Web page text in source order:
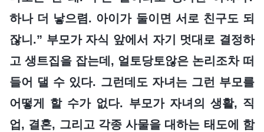
하나 더 낳으렴. 아이가 둘이면 서로 친구도 되
잖니.” 부모가 자식 앞에서 자기 멋대로 결정하
고 생트집을 잡는데, 얼토당토않은 논리조차 떠
들어 댈 수 있다. 그런데도 자녀는 그런 부모를
어떻게 할 수가 없다. 부모가 자녀의 생활, 직
업, 결혼, 그리고 각종 사물을 대하는 태도에 함